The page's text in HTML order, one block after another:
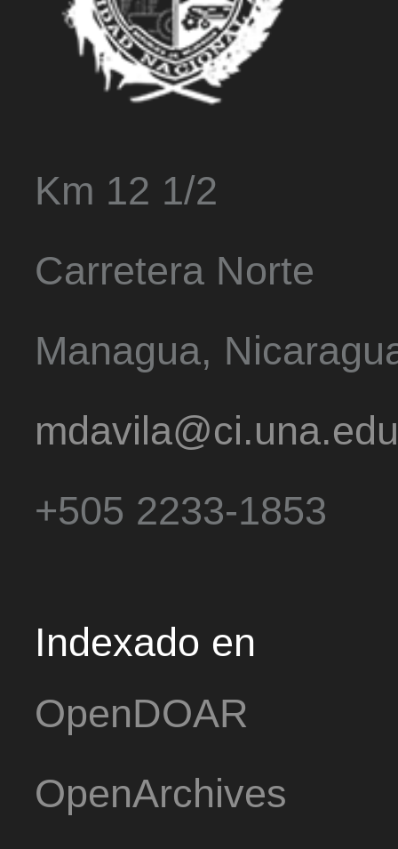
Km 12 1/2
Carretera Norte
Managua,
+505 2233-1853
Indexado en
OpenDOAR
OpenArchives